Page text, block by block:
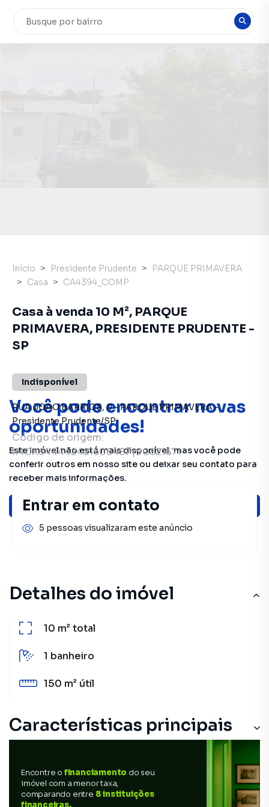
Você pode encontrar novas
oportunidades!
Este imóvel não está mais disponível, mas você pode
conferir outros em nosso site ou deixar seu contato para
receber mais informações.
Ver sugestões
Detalhes do imóvel
10 m²total
1 banheiro
150 m² útil
Características principais
Encontre o financiamento do seu
imóvel com a menor taxa,
comparando entre 8 instituições
financeiras.
Início Presidente Prudente
PARQUE PRIMAVERA
Casa
CA4394_COMP
Casa à venda 10 M², PARQUE
PRIMAVERA, PRESIDENTE PRUDENTE -
SP
Indisponível
RUA JOAO BARRIOS, 0-PARQUE PRIMAVERA-
Presidente Prudente/SP
Código de origem:
IMCX8444424215064SP|90821671
Entrar em contato
5 pessoas visualizaram este anúncio